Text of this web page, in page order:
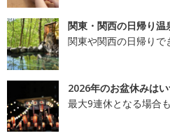
関東・関西の日帰り温
関東や関西の日帰りで
2026年のお盆休みは
最大9連休となる場合